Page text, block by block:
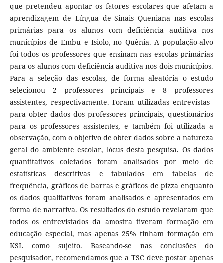
que pretendeu apontar os fatores escolares que afetam a
aprendizagem de Língua de Sinais Queniana nas escolas
primárias para os alunos com deficiência auditiva nos
municípios de Embu e Isiolo, no Quênia. A população-alvo
foi todos os professores que ensinam nas escolas primárias
para os alunos com deficiência auditiva nos dois municípios.
Para a seleção das escolas, de forma aleatória o estudo
selecionou 2 professores principais e 8 professores
assistentes, respectivamente. Foram utilizadas entrevistas ​​
para obter dados dos professores principais, questionários
para os professores assistentes, e também foi utilizada a
observação, com o objetivo de obter dados sobre a natureza
geral do ambiente escolar, lócus desta pesquisa. Os dados
quantitativos coletados foram analisados ​​por meio de
estatísticas descritivas e tabulados em tabelas de
frequência, gráficos de barras e gráficos de pizza enquanto
os dados qualitativos foram analisados ​​e apresentados em
forma de narrativa. Os resultados do estudo revelaram que
todos os entrevistados da amostra tiveram formação em
educação especial, mas apenas 25% tinham formação em
KSL como sujeito. Baseando-se nas conclusões do
pesquisador, recomendamos que a TSC deve postar apenas